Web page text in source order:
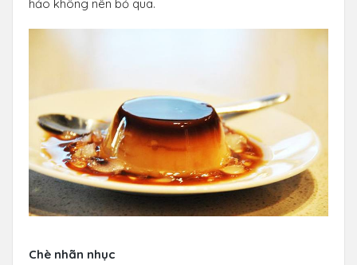
hảo không nên bỏ qua.
Chè nhãn nhục